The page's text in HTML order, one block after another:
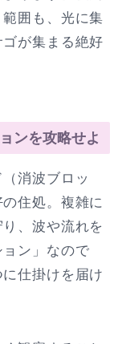
囲も、光に集
が集まる絶好
ンを攻略せよ
消波ブロッ
住処。複雑に
、波や流れを
ン」なので
仕掛けを届け